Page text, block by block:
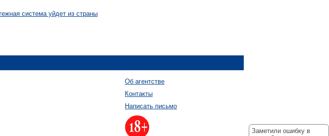
система уйдет из страны
Об агентстве
Контакты
Написать письмо
Заметили ошибку в